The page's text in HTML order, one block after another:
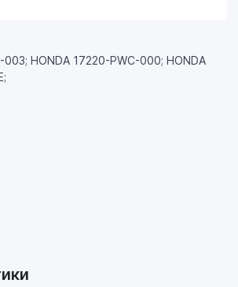
003; HONDA 17220-PWC-000; HONDA